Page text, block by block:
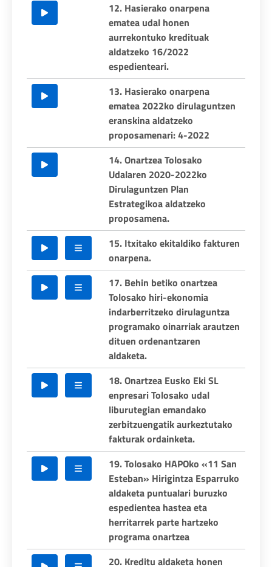
12. Hasierako onarpena
ematea udal honen
aurrekontuko kredituak
aldatzeko 16/2022
espedienteari.
13. Hasierako onarpena
ematea 2022ko dirulaguntzen
eranskina aldatzeko
proposamenari: 4-2022
14. Onartzea Tolosako
Udalaren 2020-2022ko
Dirulaguntzen Plan
Estrategikoa aldatzeko
proposamena.
15. Itxitako ekitaldiko fakturen
onarpena.
17. Behin betiko onartzea
Tolosako hiri-ekonomia
indarberritzeko dirulaguntza
programako oinarriak arautzen
dituen ordenantzaren
aldaketa.
18. Onartzea Eusko Eki SL
enpresari Tolosako udal
liburutegian emandako
zerbitzuengatik aurkeztutako
fakturak ordainketa.
19. Tolosako HAPOko «11 San
Esteban» Hirigintza Esparruko
aldaketa puntualari buruzko
espedientea hastea eta
herritarrek parte hartzeko
programa onartzea
20. Kreditu aldaketa honen